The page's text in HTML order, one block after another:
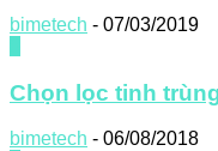
bimetech - 07/03/2019
Chọn lọc tinh
bimetech - 06/08/2018